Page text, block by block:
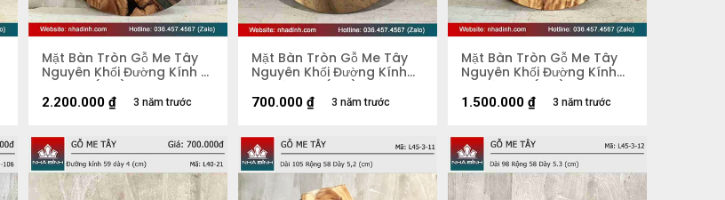
Mặt Bàn Tròn Gỗ Me Tây
Nguyên Khối Đường Kính 81
Dày 4,3 (cm)
3 năm trước
2.200.000 ₫
Mặt Bàn Tròn Gỗ Me Tây
Nguyên Khối Đường Kính
54 Dày 4.4 (cm)
3 năm trước
700.000 ₫
Mặt Bàn Tròn Gỗ Me Tây
Nguyên Khối Đường Kính
74 Dày 3.8 (cm)
3 năm trước
1.500.000 ₫